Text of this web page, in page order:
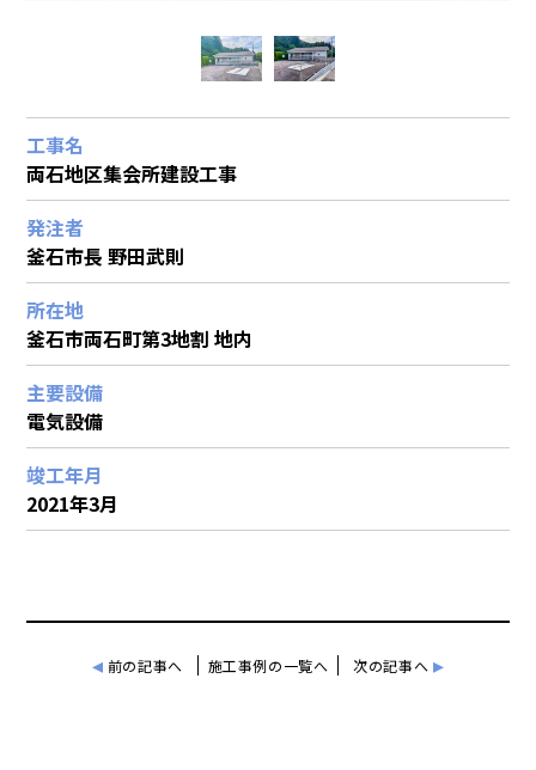
工事名
両石地区集会所建設工事
発注者
釜石市長 野田武則
所在地
釜石市両石町第3地割 地内
主要設備
電気設備
竣工年月
2021年3月
◂ 前の記事へ 施工事例の一覧へ 次の記事へ ▸